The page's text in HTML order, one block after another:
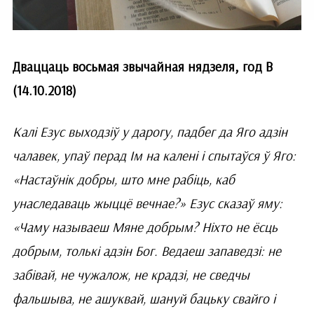
Дваццаць восьмая звычайная нядзеля, год В
(14.10.2018)
Калі Езус выходзіў у дарогу, падбег да Яго адзін
чалавек, упаў перад Ім на калені і спытаўся ў Яго:
«Настаўнік добры, што мне рабіць, каб
унаследаваць жыццё вечнае?» Езус сказаў яму:
«Чаму называеш Мяне добрым? Ніхто не ёсць
добрым, толькі адзін Бог. Ведаеш запаведзі: не
забівай, не чужалож, не крадзі, не сведчы
фальшыва, не ашуквай, шануй бацьку свайго і